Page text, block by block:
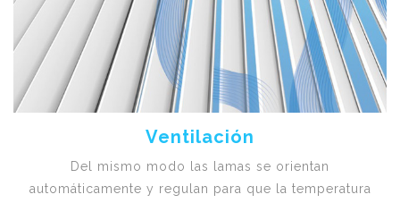
Ventilación
Del mismo modo las lamas se orientan
automáticamente y regulan para que la temperatura